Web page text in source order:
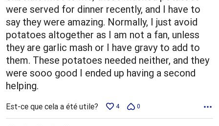
were served for dinner recently, and I have to
say they were amazing. Normally, I just avoid
potatoes altogether as I am not a fan, unless
they are garlic mash or I have gravy to add to
them. These potatoes needed neither, and they
were sooo good I ended up having a second
helping.
Est-ce que cela a été utile? 4 0